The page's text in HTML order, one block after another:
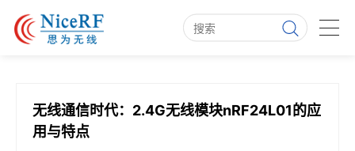
无线通信时代：2.4G无线模块nRF24L01的应
用与特点